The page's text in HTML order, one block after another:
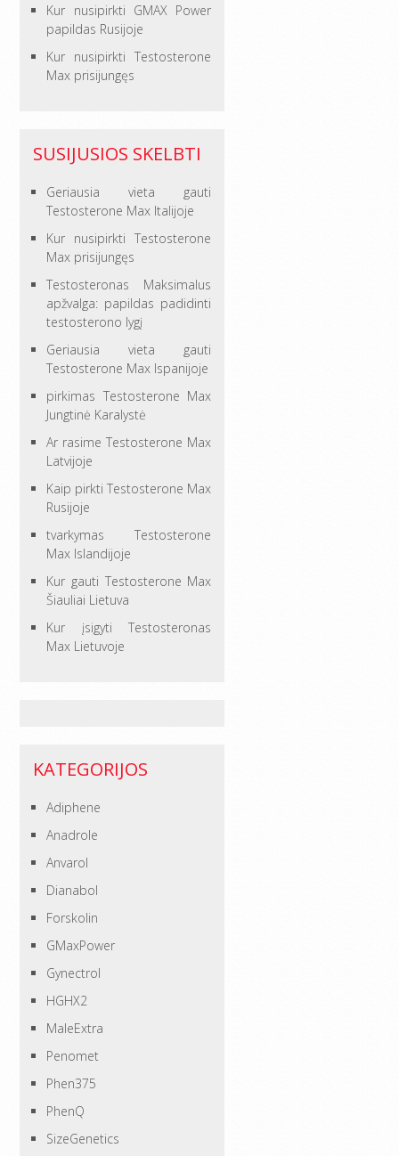
Kur nusipirkti GMAX Power
papildas Rusijoje
Kur nusipirkti Testosterone
Max prisijungęs
SUSIJUSIOS SKELBTI
Geriausia vieta gauti
Testosterone Max Italijoje
Kur nusipirkti Testosterone
Max prisijungęs
Testosteronas Maksimalus
apžvalga: papildas padidinti
testosterono lygį
Geriausia vieta gauti
Testosterone Max Ispanijoje
pirkimas Testosterone Max
Jungtinė Karalystė
Ar rasime Testosterone Max
Latvijoje
Kaip pirkti Testosterone Max
Rusijoje
tvarkymas Testosterone
Max Islandijoje
Kur gauti Testosterone Max
Šiauliai Lietuva
Kur įsigyti Testosteronas
Max Lietuvoje
KATEGORIJOS
Adiphene
Anadrole
Anvarol
Dianabol
Forskolin
GMaxPower
Gynectrol
HGHX2
MaleExtra
Penomet
Phen375
PhenQ
SizeGenetics